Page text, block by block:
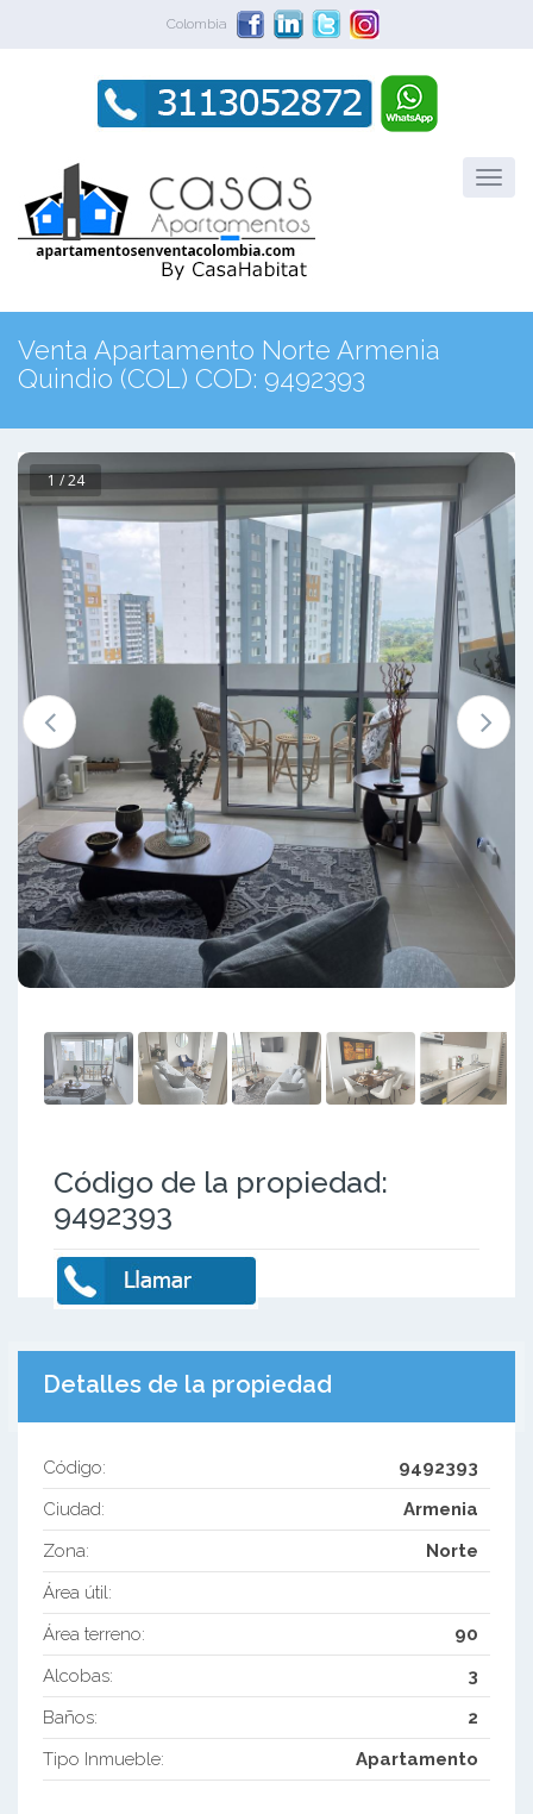
Colombia
Venta Apartamento Norte Armenia
Quindio (COL) COD: 9492393
1 / 24
Código de la propiedad:
9492393
Detalles de la propiedad
Código:
9492393
Ciudad:
Armenia
Zona:
Norte
Área útil:
Área terreno:
90
Alcobas:
3
Baños:
2
Tipo Inmueble:
Apartamento